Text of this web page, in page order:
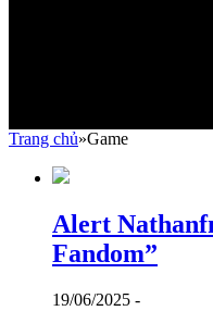
Trang chủ»Game
Alert
Fandom”
19/06/2025 -